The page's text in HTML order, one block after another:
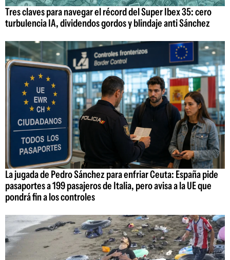
Tres claves para navegar el récord del Super Ibex 35: cero
turbulencia IA, dividendos gordos y blindaje anti Sánchez
La jugada de Pedro Sánchez para enfriar Ceuta: España pide
pasaportes a 199 pasajeros de Italia, pero avisa a la UE que
pondrá fin a los controles